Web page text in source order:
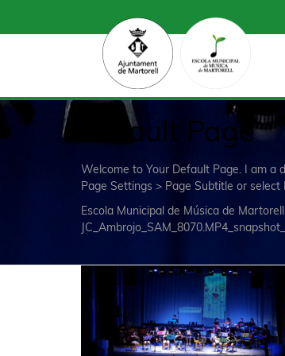
Default Page
Welcome to Your Default Page. I am a
Page Settings > Page Subtitle or select
Escola Municipal de Música de Martorell